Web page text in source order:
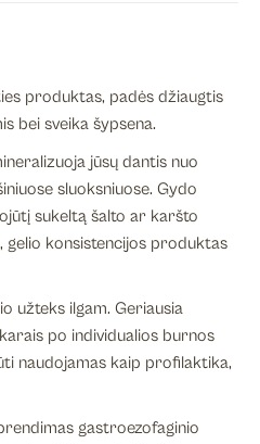
produktas, padės džiaugtis
bei sveika šypsena.
jūsų dantis nuo
sluoksniuose. Gydo
sukeltą šalto ar karšto
gelio konsistencijos produktas
užteks ilgam. Geriausia
po individualios burnos
naudojamas kaip profilaktika,
gastroezofaginio